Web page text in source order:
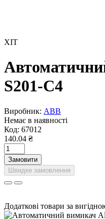
ХІТ
S201-С4
Виробник: ABB
Немає в наявності
Код: 67012
140.04 ₴
Замовити
Швидке замовлення
Додаткові товари за